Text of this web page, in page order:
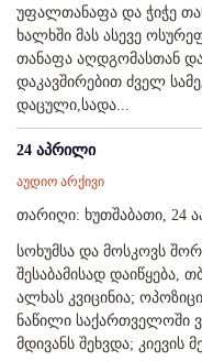
უფალთანაფა და ჭიჭე
ხალხში მას ასევე
თანაფა აღდგომასთან
დაკავშირებით ძველ
დაცული,სადა...
24 აპრილი
აუდიო არქივი
თარიღი: ხუთშაბათი, 24
სოხუმსა და მოსკოვს
შესაბამისად დაიწყება,
ალხას კვიცინია;
ნაწილი საქართველოში
მდივანს შეხვდა;